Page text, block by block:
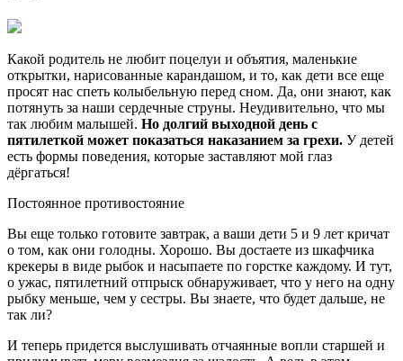
Какой родитель не любит поцелуи и объятия, маленькие
открытки, нарисованные карандашом, и то, как дети все еще
просят нас спеть колыбельную перед сном. Да, они знают, как
потянуть за наши сердечные струны. Неудивительно, что мы
так любим малышей. Но долгий выходной день с
пятилеткой может показаться наказанием за грехи. У детей
есть формы поведения, которые заставляют мой глаз
дёргаться!
Постоянное противостояние
Вы еще только готовите завтрак, а ваши дети 5 и 9 лет кричат
о том, как они голодны. Хорошо. Вы достаете из шкафчика
крекеры в виде рыбок и насыпаете по горстке каждому. И тут,
о ужас, пятилетний отпрыск обнаруживает, что у него на одну
рыбку меньше, чем у сестры. Вы знаете, что будет дальше, не
так ли?
И теперь придется выслушивать отчаянные вопли старшей и